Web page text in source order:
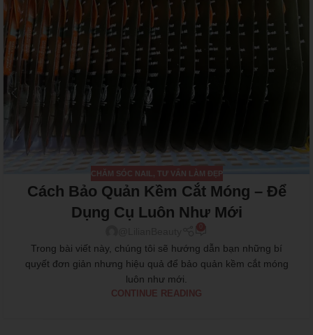
CHĂM SÓC NAIL , TƯ VẤN LÀM ĐẸP
Cách Bảo Quản Kềm Cắt Móng – Để
Dụng Cụ Luôn Như Mới
Trong bài viết này, chúng tôi sẽ hướng dẫn bạn những bí
quyết đơn giản nhưng hiệu quả để bảo quản kềm cắt móng
luôn như mới.
CONTINUE READING